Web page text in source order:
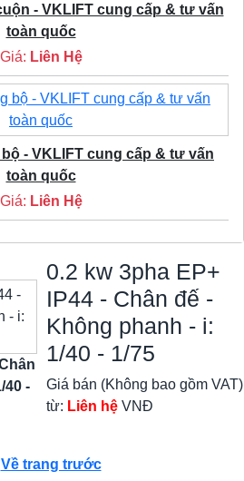
- VKLIFT cung cấp & tư vấn
toàn quốc
Giá: Liên Hệ
- VKLIFT cung cấp & tư vấn
toàn quốc
Giá: Liên Hệ
40 -
0.2 kw 3pha EP+
IP44 - Chân đế -
Không phanh - i:
1/40 - 1/75
Giá bán (Không bao gồm VAT)
từ: Liên hệ VNĐ
Về trang trước